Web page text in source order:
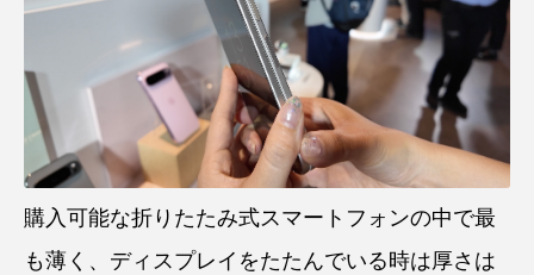
購入可能な折りたたみ式スマートフォンの中で最
も薄く、ディスプレイをたたんでいる時は厚さは